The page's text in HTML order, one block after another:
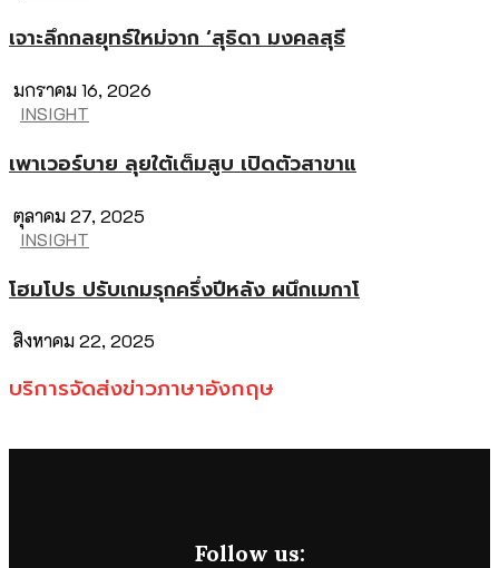
เจาะลึกกลยุทธ์ใหม่จาก ‘สุธิดา มงคลสุธี
มกราคม 16, 2026
INSIGHT
เพาเวอร์บาย ลุยใต้เต็มสูบ เปิดตัวสาขาแ
ตุลาคม 27, 2025
INSIGHT
โฮมโปร ปรับเกมรุกครึ่งปีหลัง ผนึกเมกาโ
สิงหาคม 22, 2025
บริการจัดส่งข่าวภาษาอังกฤษ
Follow us: